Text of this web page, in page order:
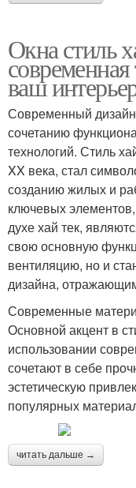
Окна стиль
ваш
Современный дизайн
сочетанию
технологий. Стиль
XX века, стал
созданию жилых и
ключевых
духе хай тек,
свою основную
вентиляцию, но и
дизайна,
Современные
Основной акцент в
использовании
сочетают в себе
эстетическую
популярных
читать дальше →